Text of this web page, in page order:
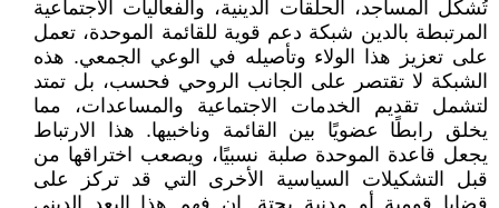
تُشكل المساجد، الحلقات الدينية، والفعاليات الاجتماعية
المرتبطة بالدين شبكة دعم قوية للقائمة الموحدة، تعمل
على تعزيز هذا الولاء وتأصيله في الوعي الجمعي. هذه
الشبكة لا تقتصر على الجانب الروحي فحسب، بل تمتد
لتشمل تقديم الخدمات الاجتماعية والمساعدات، مما
يخلق رابطًا عضويًا بين القائمة وناخبيها. هذا الارتباط
يجعل قاعدة الموحدة صلبة نسبيًا، ويصعب اختراقها من
قبل التشكيلات السياسية الأخرى التي قد تركز على